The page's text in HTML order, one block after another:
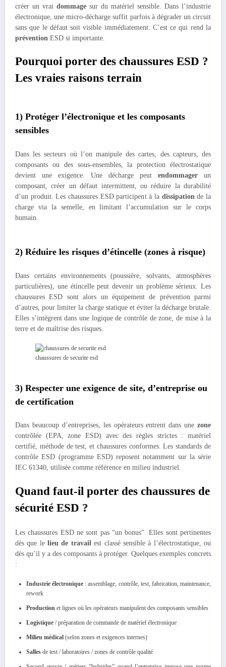
créer un vrai dommage sur du matériel sensible. Dans l’industrie
électronique, une micro-décharge suffit parfois à dégrader un circuit
sans que le défaut soit visible immédiatement. C’est ce qui rend la
prévention ESD si importante.
Pourquoi porter des chaussures ESD ?
Les vraies raisons terrain
1) Protéger l’électronique et les composants
sensibles
Dans les secteurs où l’on manipule des cartes, des capteurs, des
composants ou des sous-ensembles, la protection électrostatique
devient une exigence. Une décharge peut endommager un
composant, créer un défaut intermittent, ou réduire la durabilité
d’un produit. Les chaussures ESD participent à la dissipation de la
charge via la semelle, en limitant l’accumulation sur le corps
humain.
2) Réduire les risques d’étincelle (zones à risque)
Dans certains environnements (poussière, solvants, atmosphères
particulières), une étincelle peut devenir un problème sérieux. Les
chaussures ESD sont alors un équipement de prévention parmi
d’autres, pour limiter la charge statique et éviter la décharge brutale.
Elles s’intègrent dans une logique de contrôle de zone, de mise à la
terre et de maîtrise des risques.
chaussures de securite esd
3) Respecter une exigence de site, d’entreprise ou
de certification
Dans beaucoup d’entreprises, les opérateurs entrent dans une zone
contrôlée (EPA, zone ESD) avec des règles strictes : matériel
certifié, méthode de test, et chaussures conformes. Les standards de
contrôle ESD (programme ESD) reposent notamment sur la série
IEC 61340, utilisée comme référence en milieu industriel.
Quand faut-il porter des chaussures de
sécurité ESD ?
Les chaussures ESD ne sont pas “un bonus”. Elles sont pertinentes
dès que lelieu de travailest classé sensible à l’électrostatique, ou
dès qu’il y a des composants à protéger. Quelques exemples concrets
:
Industrie électronique : assemblage, contrôle, test, fabrication, maintenance,
rework
Production et lignes où les opérateurs manipulent des composants sensibles
Logistique / préparation de commande de matériel électronique
Milieu médical (selon zones et exigences internes)
Salles de test / laboratoires / zones de contrôle qualité